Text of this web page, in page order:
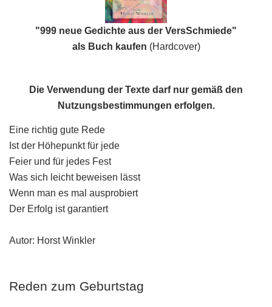
"999 neue Gedichte aus der VersSchmiede"
als Buch kaufen (Hardcover)
Die Verwendung der Texte darf nur gemäß den
Nutzungsbestimmungen erfolgen.
Eine richtig gute Rede
Ist der Höhepunkt für jede
Feier und für jedes Fest
Was sich leicht beweisen lässt
Wenn man es mal ausprobiert
Der Erfolg ist garantiert
Autor: Horst Winkler
Reden zum Geburtstag